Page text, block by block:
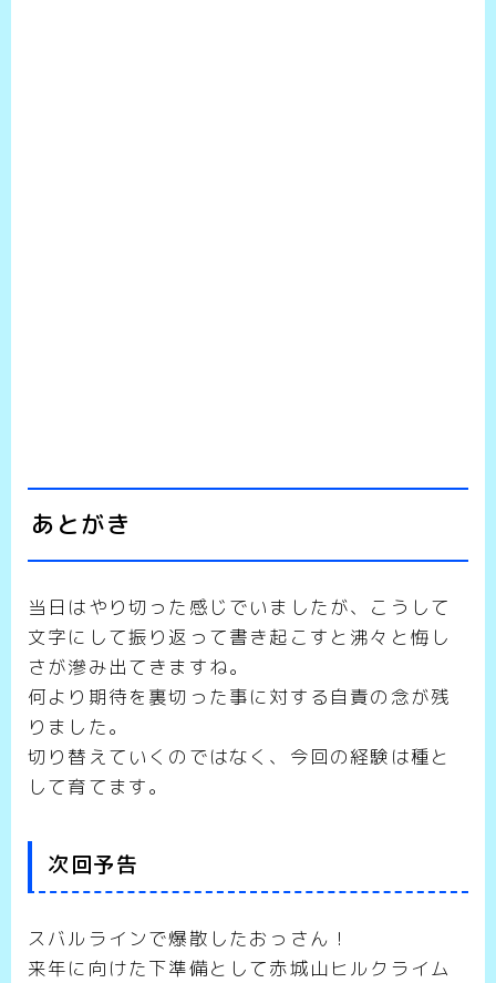
あとがき
当日はやり切った感じでいましたが、こうして
文字にして振り返って書き起こすと沸々と悔し
さが滲み出てきますね。
何より期待を裏切った事に対する自責の念が残
りました。
切り替えていくのではなく、今回の経験は種と
して育てます。
次回予告
スバルラインで爆散したおっさん！
来年に向けた下準備として赤城山ヒルクライム